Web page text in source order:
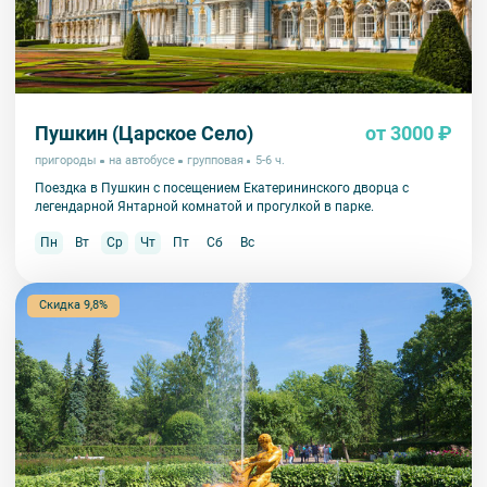
недоступны по решению руководства объекта.
Пушкин (Царское Село) от 3000 ₽
пригороды на автобусе групповая 5-6 ч.
Поездка в Пушкин с посещением Екатерининского дворца с
легендарной Янтарной комнатой и прогулкой в парке.
Пн Вт Ср Чт Пт Сб Вс
Скидка 9,8%